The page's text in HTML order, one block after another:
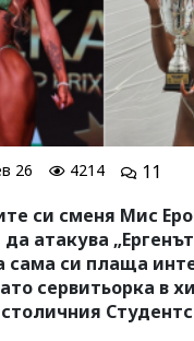
26 4214
11
си сменя Мис
атакува
сама си плаща
сервитьорка в